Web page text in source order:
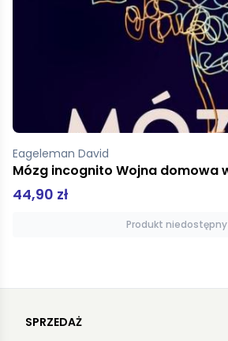
Stelmach Jerzy, Brożek Bartosz
Negocjacje
39,90 zł
Produkt niedostępny
SPRZEDAŻ